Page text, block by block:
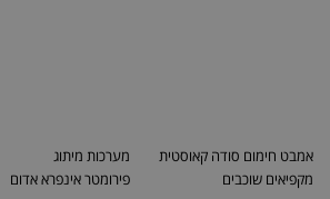
אמבט חימום סודה קאוסטית
מקפיאים שוכבים
מערכות מיתוג
פירומטר אינפרא אדום